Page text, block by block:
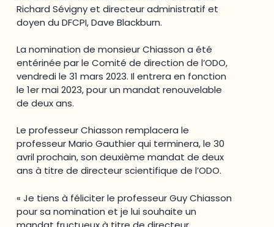
Richard Sévigny et directeur administratif et
doyen du DFCPI, Dave Blackburn.
La nomination de monsieur Chiasson a été
entérinée par le Comité de direction de l’ODO,
vendredi le 31 mars 2023. Il entrera en fonction
le 1er mai 2023, pour un mandat renouvelable
de deux ans.
Le professeur Chiasson remplacera le
professeur Mario Gauthier qui terminera, le 30
avril prochain, son deuxième mandat de deux
ans à titre de directeur scientifique de l’ODO.
« Je tiens à féliciter le professeur Guy Chiasson
pour sa nomination et je lui souhaite un